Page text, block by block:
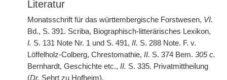
Literatur
Monatsschrift für das württembergische Forstwesen, VI.
Bd., S. 391. Scriba, Biographisch-litterärisches Lexikon,
I. S. 131 Note Nr. 1 und S. 491, II. S. 288 Note. F. v.
Löffelholz-Colberg, Chrestomathie, II. S. 374 Bem. 305 c.
Bernhardt, Geschichte etc., II. S. 335. Privatmittheilung
(Dr. Sehrt zu Hofheim).